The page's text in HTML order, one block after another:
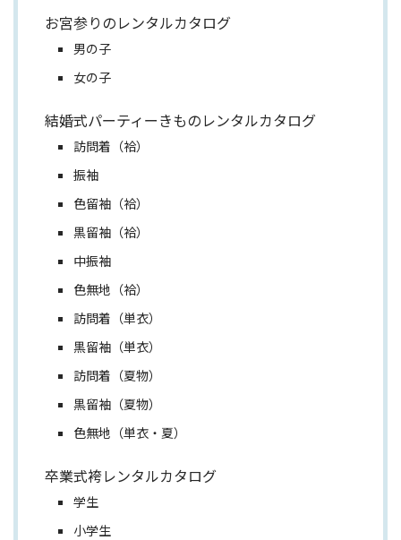
お宮参りのレンタルカタログ
男の子
女の子
結婚式パーティーきものレンタルカタログ
訪問着（袷）
振袖
色留袖（袷）
黒留袖（袷）
中振袖
色無地（袷）
訪問着（単衣）
黒留袖（単衣）
訪問着（夏物）
黒留袖（夏物）
色無地（単衣・夏）
卒業式袴レンタルカタログ
学生
小学生